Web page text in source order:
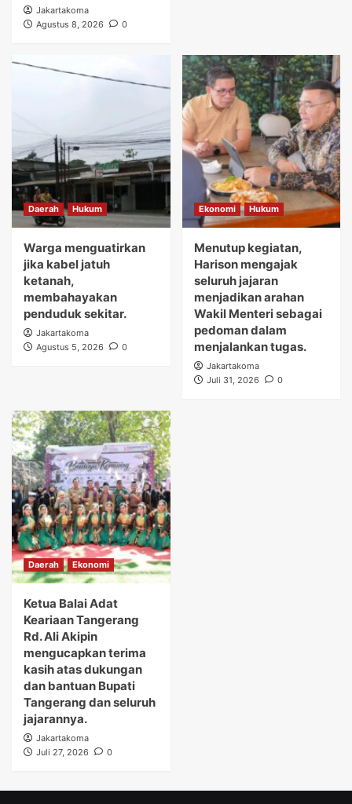
Jakartakoma
Agustus 8, 2026
0
Daerah Hukum
Warga menguatirkan
jika kabel jatuh
ketanah,
membahayakan
penduduk sekitar.
Jakartakoma
Agustus 5, 2026
0
Ekonomi Hukum
Menutup kegiatan,
Harison mengajak
seluruh jajaran
menjadikan arahan
Wakil Menteri sebagai
pedoman dalam
menjalankan tugas.
Jakartakoma
Juli 31, 2026
0
Daerah Ekonomi
Ketua Balai Adat
Keariaan Tangerang
Rd. Ali Akipin
mengucapkan terima
kasih atas dukungan
dan bantuan Bupati
Tangerang dan seluruh
jajarannya.
Jakartakoma
Juli 27, 2026
0